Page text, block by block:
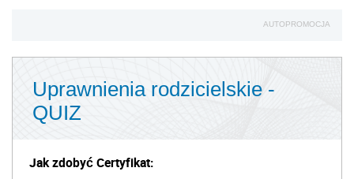
AUTOPROMOCJA
Uprawnienia rodzicielskie -
QUIZ
Jak zdobyć Certyfikat: